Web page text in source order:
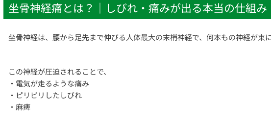
坐骨神経痛とは？｜しびれ・痛みが出る本当の仕組み
坐骨神経は、腰から足先まで伸びる人体最大の末梢神経で、何本もの神経が束に
この神経が圧迫されることで、
・電気が走るような痛み
・ピリピリしたしびれ
・麻痺